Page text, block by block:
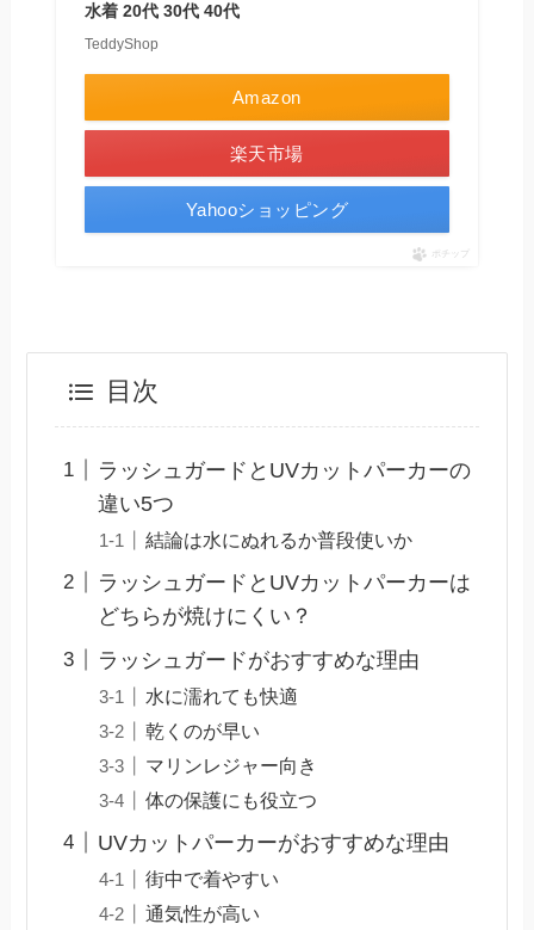
水着 20代 30代 40代
TeddyShop
Amazon
楽天市場
Yahooショッピング
ポチップ
目次
ラッシュガードとUVカットパーカーの
違い5つ
結論は水にぬれるか普段使いか
ラッシュガードとUVカットパーカーは
どちらが焼けにくい？
ラッシュガードがおすすめな理由
水に濡れても快適
乾くのが早い
マリンレジャー向き
体の保護にも役立つ
UVカットパーカーがおすすめな理由
街中で着やすい
通気性が高い